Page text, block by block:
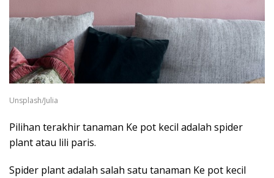
Unsplash/Julia
Pilihan terakhir tanaman Ke pot kecil adalah spider
plant atau lili paris.
Spider plant adalah salah satu tanaman Ke pot kecil